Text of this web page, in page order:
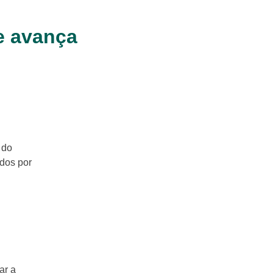
avança
por
a